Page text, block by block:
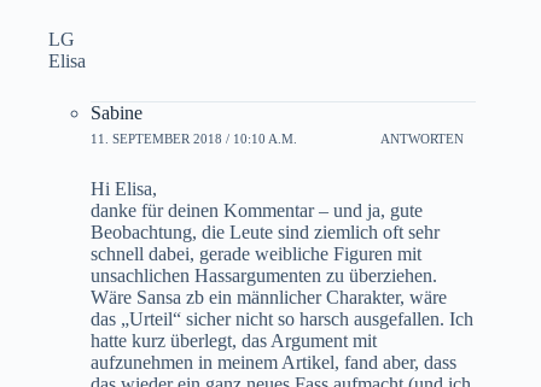
LG
Elisa
Sabine
11. SEPTEMBER 2018 / 10:10 A.M. ANTWORTEN
Hi Elisa,
danke für deinen Kommentar – und ja, gute
Beobachtung, die Leute sind ziemlich oft sehr
schnell dabei, gerade weibliche Figuren mit
unsachlichen Hassargumenten zu überziehen.
Wäre Sansa zb ein männlicher Charakter, wäre
das „Urteil“ sicher nicht so harsch ausgefallen. Ich
hatte kurz überlegt, das Argument mit
aufzunehmen in meinem Artikel, fand aber, dass